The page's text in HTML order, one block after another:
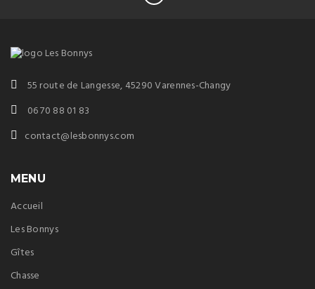
55 route de Langesse, 45290 Varennes-Changy
06 70 88 01 83
contact@lesbonnys.com
MENU
Accueil
Les Bonnys
Gîtes
Chasse